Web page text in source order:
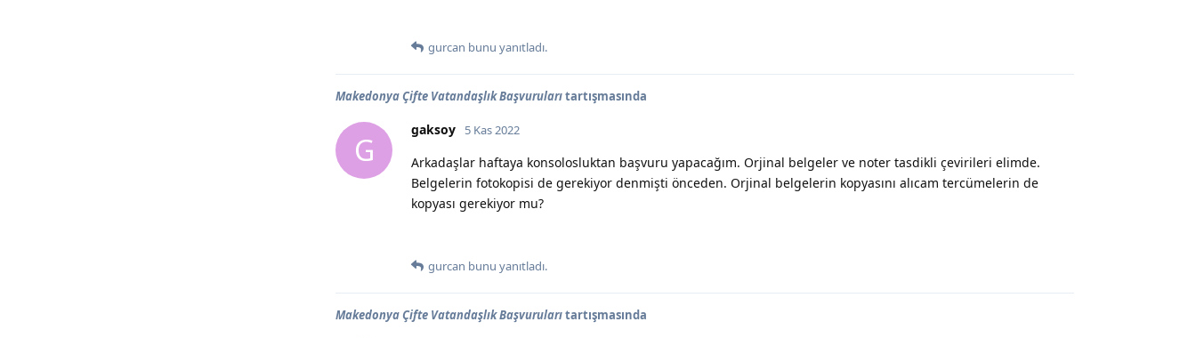
gurcan bunu yanıtladı.
Makedonya Çifte Vatandaşlık Başvurularıtartışmasında
G
gaksoy 5 Kas 2022
Arkadaşlar haftaya konsolosluktan başvuru yapacağım. Orjinal belgeler ve noter tasdikli çevirileri elimde.
Belgelerin fotokopisi de gerekiyor denmişti önceden. Orjinal belgelerin kopyasını alıcam tercümelerin de
kopyası gerekiyor mu?
gurcan bunu yanıtladı.
Makedonya Çifte Vatandaşlık Başvurularıtartışmasında